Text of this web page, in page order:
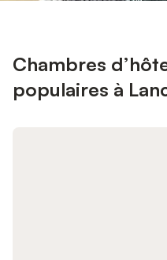
Chambres
populaires à